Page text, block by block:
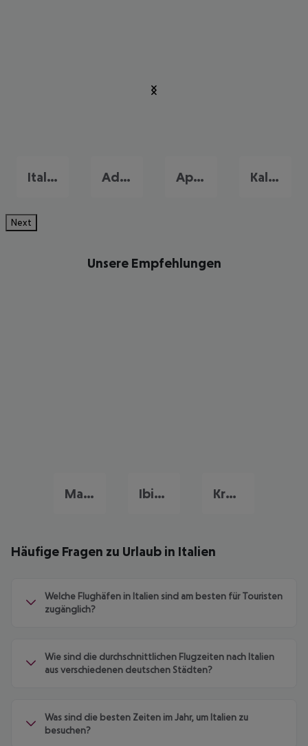
Italienische Riviera Adria Apulien Kalabrien
Next
Unsere Empfehlungen
Mallorca Urlaub Ibiza Urlaub Kroatien Urlaub
Häufige Fragen zu Urlaub in Italien
Welche Flughäfen in Italien sind am besten für Touristen
zugänglich?
Wie sind die durchschnittlichen Flugzeiten nach Italien
aus verschiedenen deutschen Städten?
Was sind die besten Zeiten im Jahr, um Italien zu
besuchen?